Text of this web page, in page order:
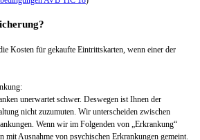
Kosten für gekaufte Eintrittskarten, wenn einer der
unerwartet schwer. Deswegen ist Ihnen der
nicht zuzumuten. Wir unterscheiden zwischen
Wenn wir im Folgenden von „Erkrankung“
mit Ausnahme von psychischen Erkrankungen gemeint.